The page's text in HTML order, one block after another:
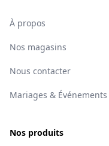
À propos
Nos magasins
Nous contacter
Mariages & Événements
Nos produits